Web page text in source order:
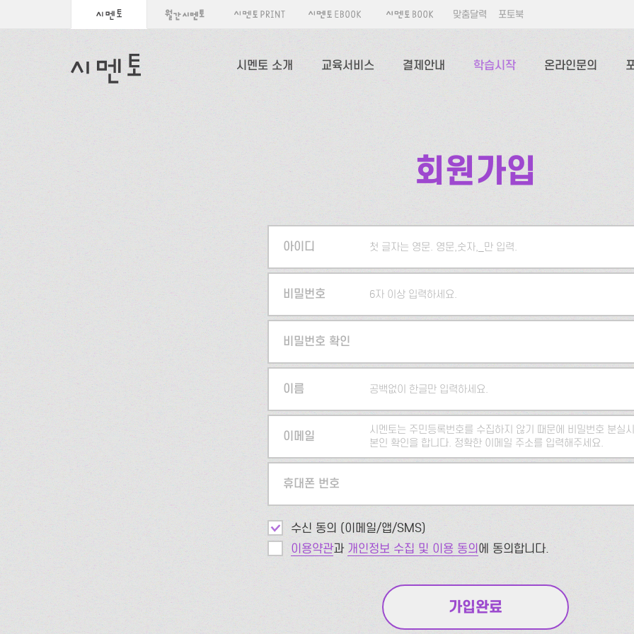
맞춤달력 포토북
시멘토 소개 교육서비스 결제안내 학습시작 온라인문의
회원가입
아이디 첫 글자는 영문. 영문,숫자,_만 입력.
5자 이상 입력하세요.
비밀번호 6자 이상 입력하세요.
비밀번호 확인
이름 공백없이 한글만 입력하세요.
이메일
시멘토는 주민등록번호를 수집하지 않기 때문에 비밀번호 분실
본인 확인을 합니다. 정확한 이메일 주소를 입력해주세요.
휴대폰 번호
수신 동의 (이메일/앱/SMS)
이용약관과 개인정보 수집 및 이용 동의에 동의합니다.